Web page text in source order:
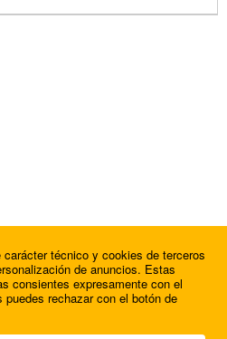
técnico y cookies de terceros
de anuncios. Estas
consientes expresamente con el
rechazar con el botón de